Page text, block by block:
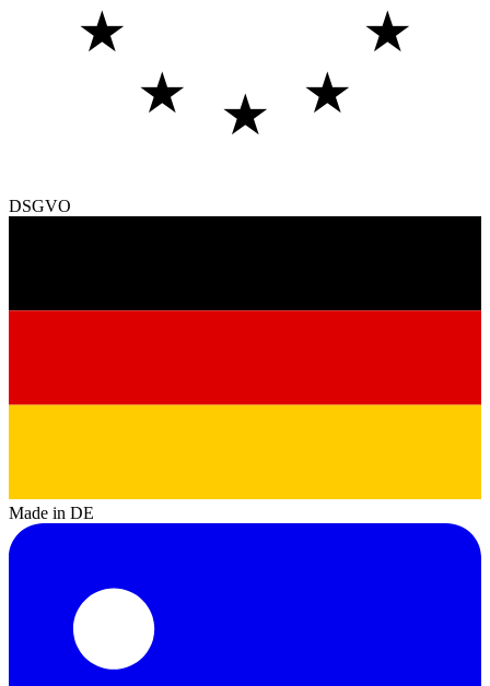
★
★
★
★
★
DSGVO
Made in DE